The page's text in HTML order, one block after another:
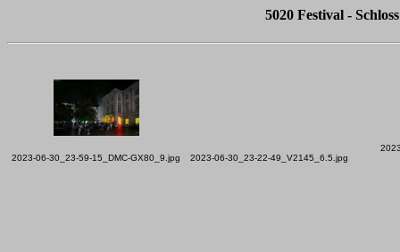
5020 Festival -
2023-06-30_23-59-15_DMC-GX80_9.jpg 2023-06-30_23-22-49_V2145_6.5.jpg